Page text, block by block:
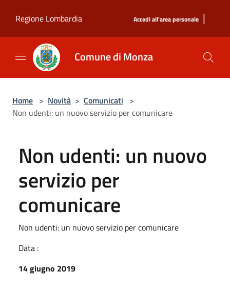
Regione Lombardia
Accedi all'area personale |
Comune di Monza
Home > Novità > Comunicati >
Non udenti: un nuovo servizio per comunicare
Non udenti: un nuovo
servizio per
comunicare
Non udenti: un nuovo servizio per comunicare
Data :
14 giugno 2019